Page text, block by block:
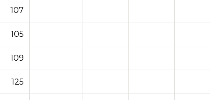
107
105
109
125